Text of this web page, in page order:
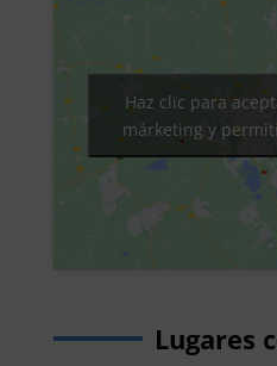
Haz clic para
márketing y
Lugares